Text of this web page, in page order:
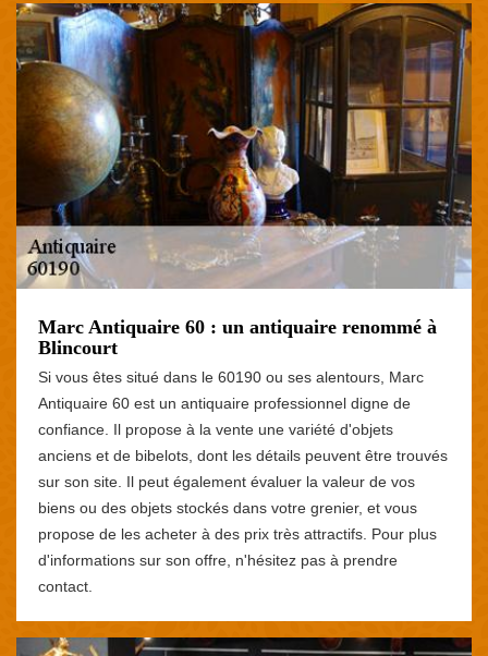
Marc Antiquaire 60 : un antiquaire renommé à
Blincourt
Si vous êtes situé dans le 60190 ou ses alentours, Marc
Antiquaire 60 est un antiquaire professionnel digne de
confiance. Il propose à la vente une variété d'objets
anciens et de bibelots, dont les détails peuvent être trouvés
sur son site. Il peut également évaluer la valeur de vos
biens ou des objets stockés dans votre grenier, et vous
propose de les acheter à des prix très attractifs. Pour plus
d'informations sur son offre, n'hésitez pas à prendre
contact.